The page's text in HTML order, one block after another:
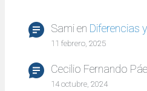
Samien Diferencias
11 febrero, 2025
Cecilio Fernando
14 octubre, 2024